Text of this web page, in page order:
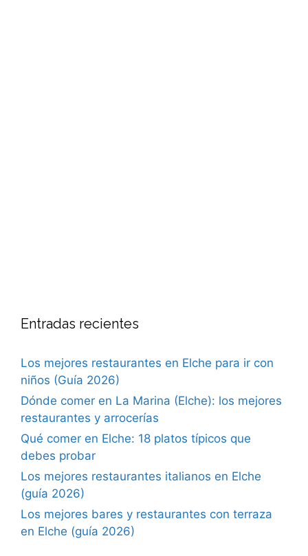
Entradas recientes
Los mejores restaurantes en Elche para ir con
niños (Guía 2026)
Dónde comer en La Marina (Elche): los mejores
restaurantes y arrocerías
Qué comer en Elche: 18 platos típicos que
debes probar
Los mejores restaurantes italianos en Elche
(guía 2026)
Los mejores bares y restaurantes con terraza
en Elche (guía 2026)